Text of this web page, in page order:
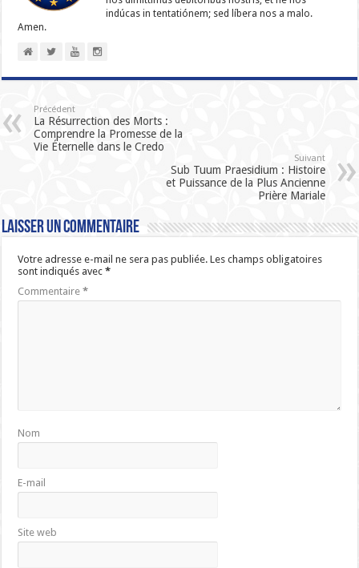
indúcas in ten­ta­tiónem; sed líbera nos a malo.
Amen.
Précédent
La Résurrection des Morts :
Comprendre la Promesse de la
Vie Éternelle dans le Credo
Suivant
Sub Tuum Praesidium : Histoire
et Puissance de la Plus Ancienne
Prière Mariale
Laisser un commentaire
Votre adresse e-mail ne sera pas publiée. Les champs obligatoires
sont indiqués avec*
Commentaire*
Nom
E-mail
Site web